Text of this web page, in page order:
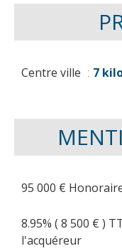
Centre ville 7
95 000 €
8.95% ( 8 500 € )
l'acquéreur